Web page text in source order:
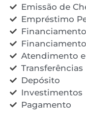
Emissão de
Empréstimo
Atendimento
Transferências
Depósito
Investimentos
Pagamento